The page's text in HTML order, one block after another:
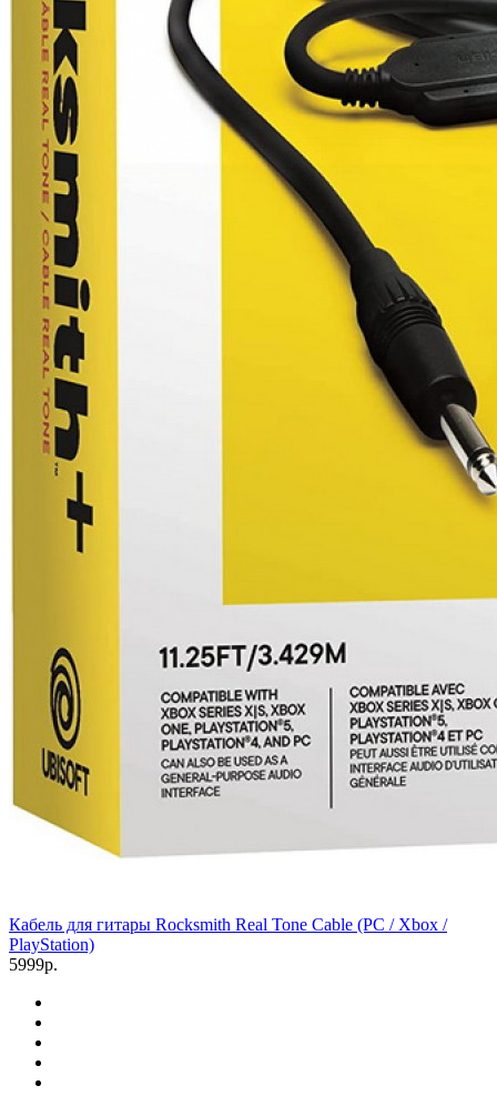
Кабель для гитары Rocksmith Real Tone Cable (PC / Xbox /
PlayStation)
5999р.